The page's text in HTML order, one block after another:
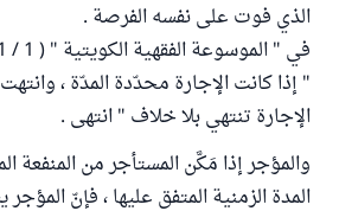
الذي فوت على نفسه الفرصة .
في " الموسوعة الفقهية الكويتية " ( 1 / 271 ) :
" إذا كانت الإجارة محدّدة المدّة ،
الإجارة تنتهي بلا خلاف " انتهى .
والمؤجر إذا مَكَّن المستأجر من المنفعة
المدة الزمنية المتفق عليها ، فإنّ